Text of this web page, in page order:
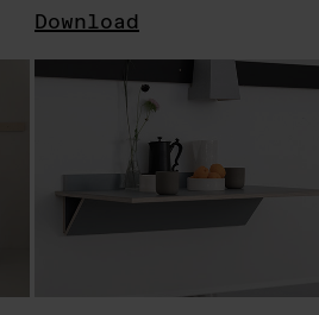
Download